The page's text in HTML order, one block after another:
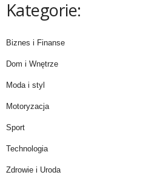
Kategorie:
Biznes i Finanse
Dom i Wnętrze
Moda i styl
Motoryzacja
Sport
Technologia
Zdrowie i Uroda